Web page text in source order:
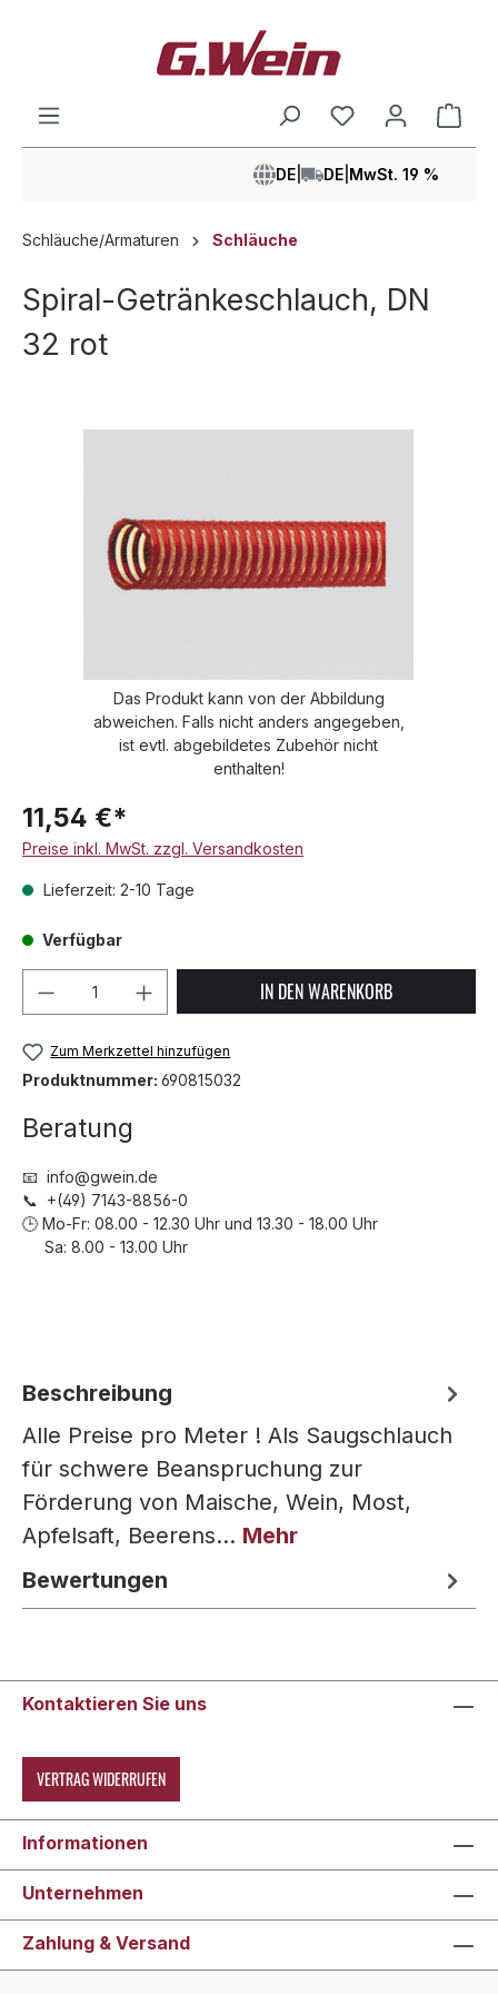
DE DE MwSt. 19 %
Schläuche/Armaturen Schläuche
Spiral-Getränkeschlauch, DN
32 rot
Das Produkt kann von der Abbildung
abweichen. Falls nicht anders angegeben,
ist evtl. abgebildetes Zubehör nicht
enthalten!
11,54 €*
Preise inkl. MwSt. zzgl. Versandkosten
Lieferzeit: 2-10 Tage
Verfügbar
Produkt Anzahl: Gib denIN DEN WARENKORB
Zum Merkzettel hinzufügen
Produktnummer: 690815032
Beratung
📧 info@gwein.de
📞 +(49) 7143-8856-0
🕒 Mo-Fr: 08.00 - 12.30 Uhr und 13.30 - 18.00 Uhr
Sa: 8.00 - 13.00 Uhr
Beschreibung
Alle Preise pro Meter ! Als Saugschlauch
für schwere Beanspruchung zur
Förderung von Maische, Wein, Most,
Apfelsaft, Beerens… Mehr
Bewertungen
Kontaktieren Sie uns
VERTRAG WIDERRUFEN
Informationen
Unternehmen
Zahlung & Versand